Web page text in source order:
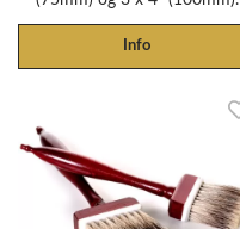
Info